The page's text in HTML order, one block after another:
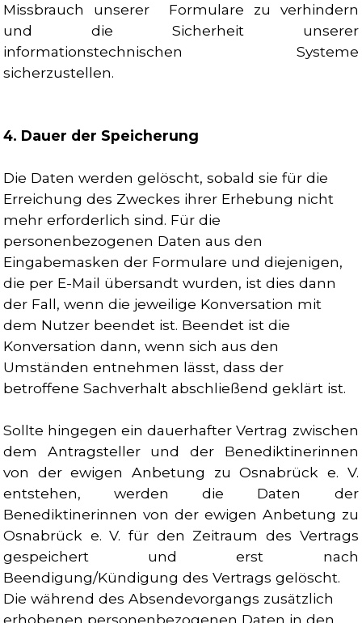
Missbrauch unserer Formulare zu verhindern
und die Sicherheit unserer
informationstechnischen Systeme
sicherzustellen.
4. Dauer der Speicherung
Die Daten werden gelöscht, sobald sie für die
Erreichung des Zweckes ihrer Erhebung nicht
mehr erforderlich sind. Für die
personenbezogenen Daten aus den
Eingabemasken der Formulare und diejenigen,
die per E-Mail übersandt wurden, ist dies dann
der Fall, wenn die jeweilige Konversation mit
dem Nutzer beendet ist. Beendet ist die
Konversation dann, wenn sich aus den
Umständen entnehmen lässt, dass der
betroffene Sachverhalt abschließend geklärt ist.
Sollte hingegen ein dauerhafter Vertrag zwischen
dem Antragsteller und der Benediktinerinnen
von der ewigen Anbetung zu Osnabrück e. V.
entstehen, werden die Daten der
Benediktinerinnen von der ewigen Anbetung zu
Osnabrück e. V. für den Zeitraum des Vertrags
gespeichert und erst nach
Beendigung/Kündigung des Vertrags gelöscht.
Die während des Absendevorgangs zusätzlich
erhobenen personenbezogenen Daten in den